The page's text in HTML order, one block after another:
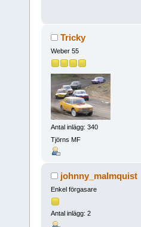
Tricky
Weber 55
Antal inlägg: 340
Tjörns MF
johnny_malmquist
Enkel förgasare
Antal inlägg: 2